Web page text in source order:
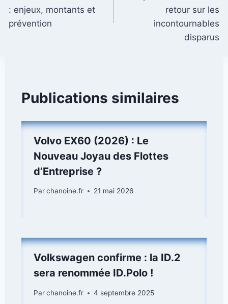
l’article
: enjeux, montants et
prévention
retour sur les
incontournables
disparus
Publications similaires
Volvo EX60 (2026) : Le
Nouveau Joyau des Flottes
d’Entreprise ?
Parchanoine.fr 21 mai 2026
Volkswagen confirme : la ID.2
sera renommée ID.Polo !
Parchanoine.fr 4 septembre 2025